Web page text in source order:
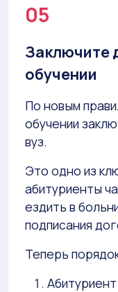
05
Заключите
обучении
По новым
обучении
вуз.
Это одно из
абитуриенты
ездить в
подписания
Теперь